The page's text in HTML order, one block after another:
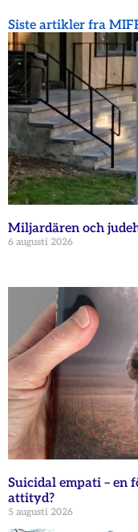
Siste artikler fra
Miljardären och
6 augusti 2026
Suicidal empati –
attityd?
5 augusti 2026